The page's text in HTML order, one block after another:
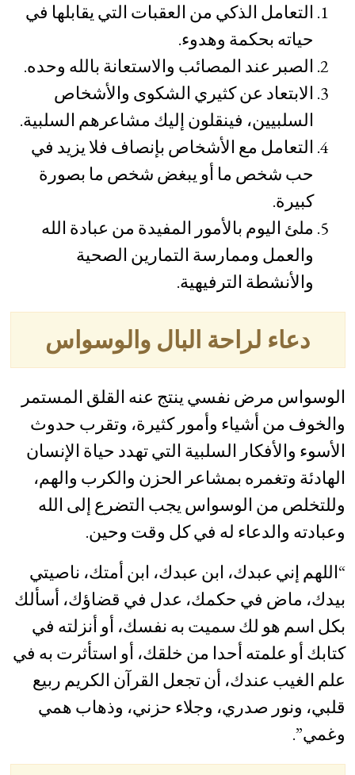
التعامل الذكي من العقبات التي يقابلها في
حياته بحكمة وهدوء.
الصبر عند المصائب والاستعانة بالله وحده.
الابتعاد عن كثيري الشكوى والأشخاص
السلبيين، فينقلون إليك مشاعرهم السلبية.
التعامل مع الأشخاص بإنصاف فلا يزيد في
حب شخص ما أو يبغض شخص ما بصورة
كبيرة.
ملئ اليوم بالأمور المفيدة من عبادة الله
والعمل وممارسة التمارين الصحية
والأنشطة الترفيهية.
دعاء لراحة البال والوسواس
الوسواس مرض نفسي ينتج عنه القلق المستمر
والخوف من أشياء وأمور كثيرة، وتقرب حدوث
الأسوء والأفكار السلبية التي تهدد حياة الإنسان
الهادئة وتغمره بمشاعر الحزن والكرب والهم،
وللتخلص من الوسواس يجب التضرع إلى الله
وعبادته والدعاء له في كل وقت وحين.
“اللهم إني عبدك، ابن عبدك، ابن أمتك، ناصيتي
بيدك، ماض في حكمك، عدل في قضاؤك، أسألك
بكل اسم هو لك سميت به نفسك، أو أنزلته في
كتابك أو علمته أحدا من خلقك، أو استأثرت به في
علم الغيب عندك، أن تجعل القرآن الكريم ربيع
قلبي، ونور صدري، وجلاء حزني، وذهاب همي
وغمي”.